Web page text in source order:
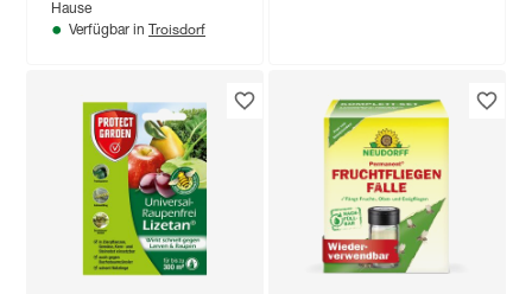
Hause
Verfügbar in Troisdorf